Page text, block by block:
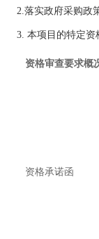
2.落实政府采购政
3. 本项目的特定资
资格审查要求概
资格承诺函